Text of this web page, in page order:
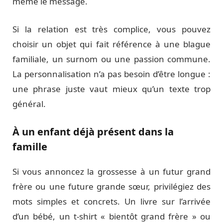
Si la relation est très complice, vous pouvez
choisir un objet qui fait référence à une blague
familiale, un surnom ou une passion commune.
La personnalisation n’a pas besoin d’être longue :
une phrase juste vaut mieux qu’un texte trop
général.
À un enfant déjà présent dans la
famille
Si vous annoncez la grossesse à un futur grand
frère ou une future grande sœur, privilégiez des
mots simples et concrets. Un livre sur l’arrivée
d’un bébé, un t-shirt « bientôt grand frère » ou